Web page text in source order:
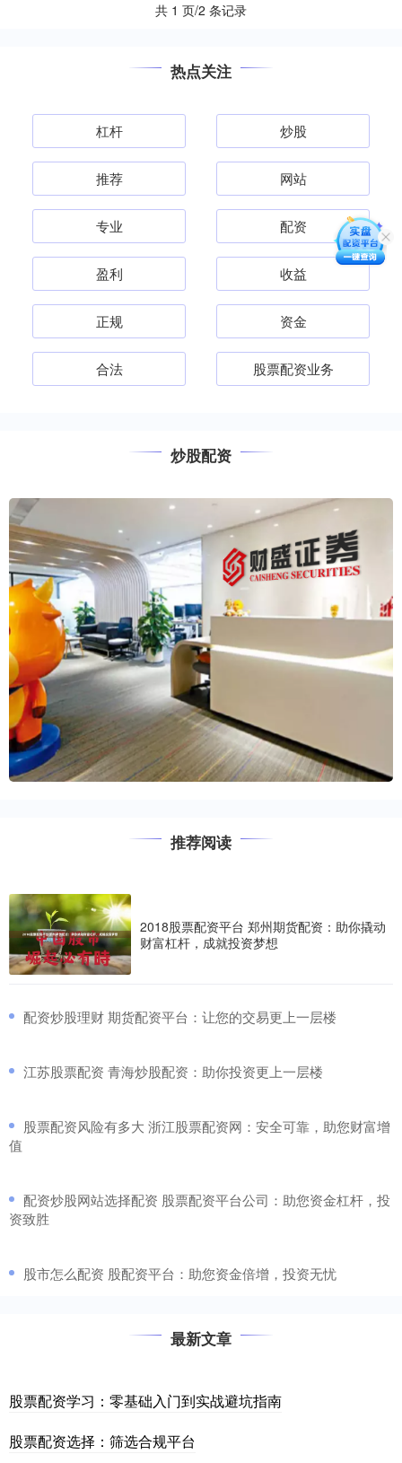
共 1 页/2 条记录
热点关注
杠杆 炒股
推荐 网站
专业 配资
盈利 收益
正规 资金
合法 股票配资业务
炒股配资
推荐阅读
2018股票配资平台 郑州期货配资：助你撬动
财富杠杆，成就投资梦想
​配资炒股理财 期货配资平台：让您的交易更上一层楼
​江苏股票配资 青海炒股配资：助你投资更上一层楼
​股票配资风险有多大 浙江股票配资网：安全可靠，助您财富增
值
​配资炒股网站选择配资 股票配资平台公司：助您资金杠杆，投
资致胜
​股市怎么配资 股配资平台：助您资金倍增，投资无忧
最新文章
股票配资学习：零基础入门到实战避坑指南
股票配资选择：筛选合规平台